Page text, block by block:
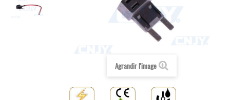
Agrandir l'image